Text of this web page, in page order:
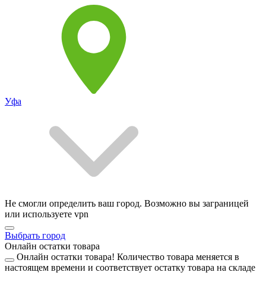
Уфа
Не смогли определить ваш город. Возможно вы заграницей
или используете vpn
Выбрать город
Онлайн остатки товара
Онлайн остатки товара! Количество товара меняется в
настоящем времени и соответствует остатку товара на складе